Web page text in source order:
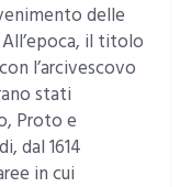
delle
il titolo
l’arcivescovo
stati
Proto e
dal 1614
in cui